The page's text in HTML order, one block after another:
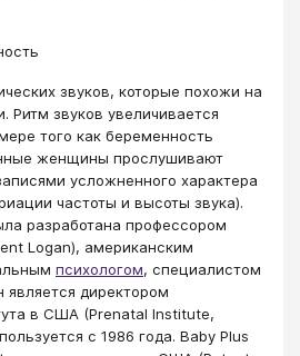
звуков, которые похожи на
Ритм звуков увеличивается
того как беременность
женщины прослушивают
усложненного характера
частоты и высоты звука).
разработана профессором
Logan), американским
психологом, специалистом
директором
в США (Prenatal Institute,
с 1986 года. Baby Plus